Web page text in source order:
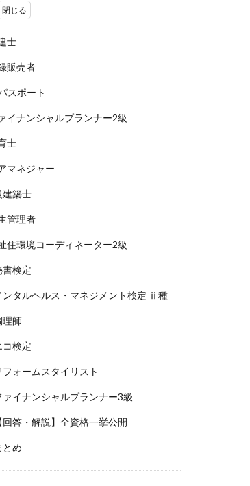
士
販売者
スポート
イナンシャルプランナー2級
士
マネジャー
建築士
管理者
住環境コーディネーター2級
書検定
ンタルヘルス・マネジメント検定 ⅱ種
理師
コ検定
フォームスタイリスト
ァイナンシャルプランナー3級
回答・解説】全資格一挙公開
とめ